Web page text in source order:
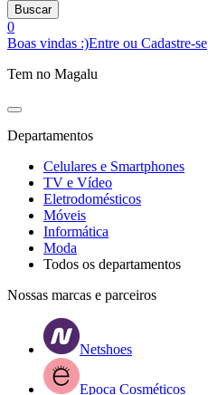
Buscar
0
Boas vindas :)Entre ou Cadastre-se
Tem no Magalu
Departamentos
Celulares e Smartphones
TV e Vídeo
Eletrodomésticos
Móveis
Informática
Moda
Todos os departamentos
Nossas marcas e parceiros
Netshoes
Epoca Cosméticos